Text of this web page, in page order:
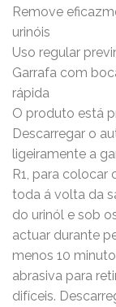
Remove
urinóis
Uso regular
Garrafa com
rápida
O produto está
Descarregar o
ligeiramente a
R1, para
toda á volta da
do urinól e sob
actuar durante
menos 10
abrasiva para
difíceis.